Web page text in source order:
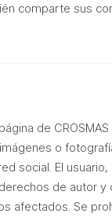
comparte sus
de
o
social. El
de autor
afectados. Se